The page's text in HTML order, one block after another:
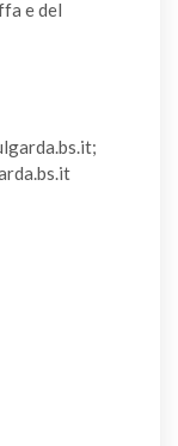
e del
TARI, la
dell'Ufficio
piano terra.
nella
ai fini